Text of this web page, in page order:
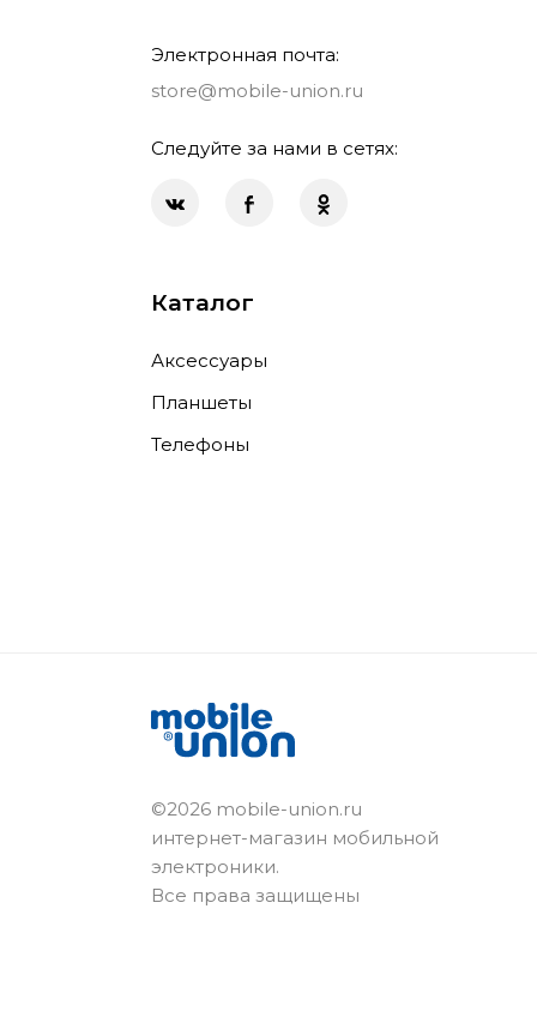
Электронная почта:
store@mobile-union.ru
Следуйте за нами в сетях:
Каталог
Аксессуары
Планшеты
Телефоны
©2026 mobile-union.ru
интернет-магазин мобильной
электроники.
Все права защищены